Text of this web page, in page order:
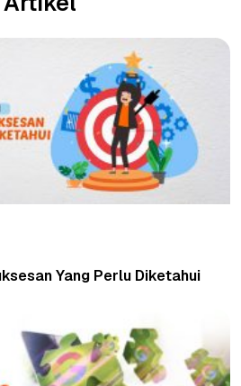
Yang Perlu Diketahui